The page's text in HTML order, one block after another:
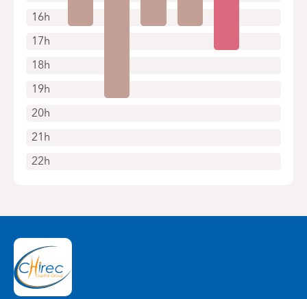
16h
17h
18h
19h
20h
21h
22h